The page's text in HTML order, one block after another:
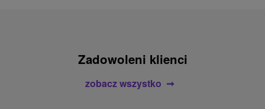
Zadowoleni klienci
zobacz wszystko